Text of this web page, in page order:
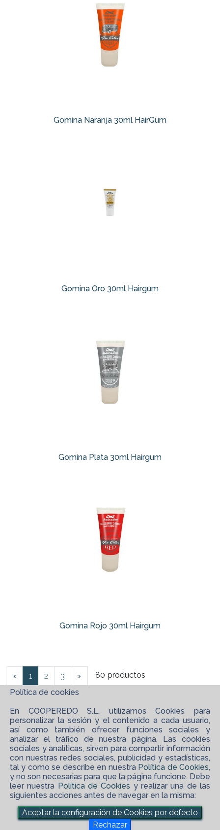
Gomina Naranja 30ml HairGum
Gomina Oro 30ml Hairgum
Gomina Plata 30ml Hairgum
Gomina Rojo 30ml Hairgum
« 1 2 3 » 80 productos
maps_ugc
©2026 COOPEREDO S.L.
Software XgestEvo
Política de cookies
En COOPEREDO S.L. utilizamos Cookies para
personalizar la sesión y el contenido a cada usuario,
así como también ofrecer funciones sociales y
analizar el tráfico de nuestra página. Las cookies
sociales y analíticas, sirven para compartir información
con nuestras redes sociales, publicidad y estadísticas,
tal y como se describe en nuestra Política de Cookies,
y no son necesarias para que la página funcione. Debe
leer nuestra Política de Cookies y realizar una de las
siguientes acciones antes de navegar en la misma:
Aceptar la configuración de Cookies por defecto
Rechazar